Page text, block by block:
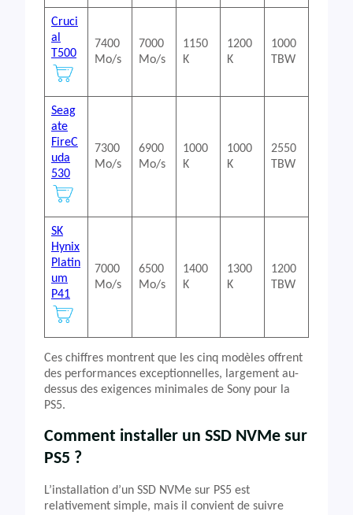
Cruci
al
T500
7400
Mo/s
7000
Mo/s
1150
K
1200
K
1000
TBW
Seag
ate
FireC
uda
530
7300
Mo/s
6900
Mo/s
1000
K
1000
K
2550
TBW
SK
Hynix
Platin
um
P41
7000
Mo/s
6500
Mo/s
1400
K
1300
K
1200
TBW
Ces chiffres montrent que les cinq modèles offrent
des performances exceptionnelles, largement au-
dessus des exigences minimales de Sony pour la
PS5.
Comment installer un SSD NVMe sur
PS5 ?
L’installation d’un SSD NVMe sur PS5 est
relativement simple, mais il convient de suivre